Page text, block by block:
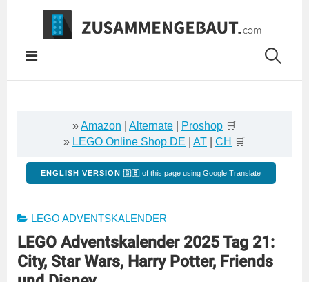
Springe
Inhalt
»Amazon Alternate Proshop 🛒
» LEGO Online Shop DE AT CH 🛒
ENGLISH VERSION 🇬🇧 of this page using Google Translate
LEGO ADVENTSKALENDER
LEGO Adventskalender 2025 Tag 21:
City, Star Wars, Harry Potter, Friends